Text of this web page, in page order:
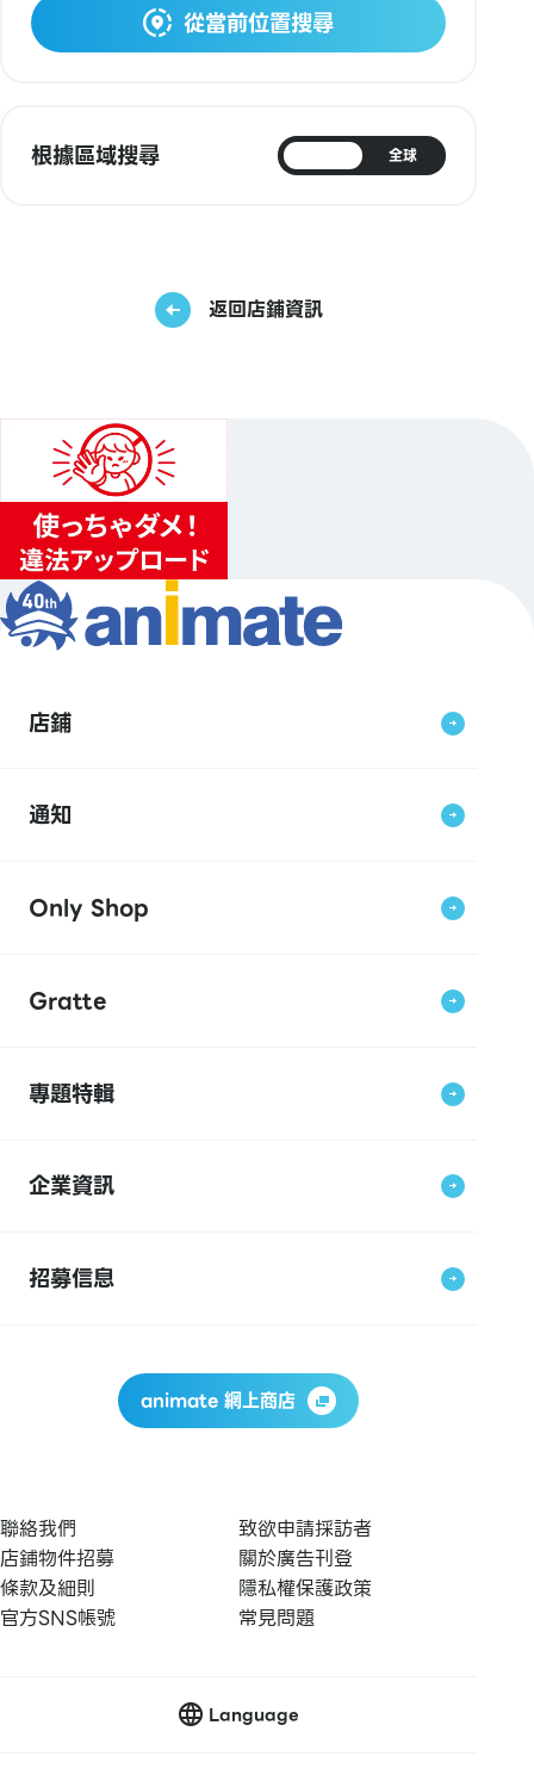
從當前位置搜尋
根據區域搜尋 全球
返回店鋪資訊
店鋪
通知
Only Shop
Gratte
專題特輯
企業資訊
招募信息
animate 網上商店
聯絡我們
致欲申請採訪者
店鋪物件招募
關於廣告刊登
條款及細則
隱私權保護政策
官方SNS帳號
常見問題
Language